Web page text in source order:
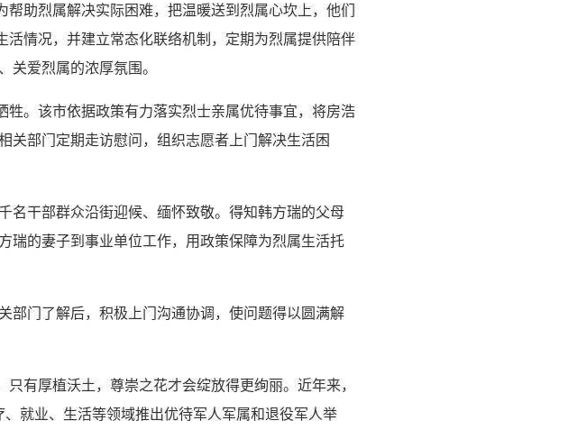
助烈属解决实际困难，把温暖送到烈属心坎上，他们
情况，并建立常态化联络机制，定期为烈属提供陪伴
爱烈属的浓厚氛围。
。该市依据政策有力落实烈士亲属优待事宜，将房浩
关部门定期走访慰问，组织志愿者上门解决生活困
名干部群众沿街迎候、缅怀致敬。得知韩方瑞的父母
瑞的妻子到事业单位工作，用政策保障为烈属生活托
部门了解后，积极上门沟通协调，使问题得以圆满解
有厚植沃土，尊崇之花才会绽放得更绚丽。近年来，
就业、生活等领域推出优待军人军属和退役军人举